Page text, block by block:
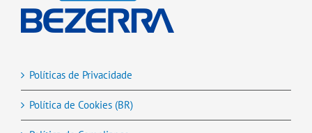
Políticas de Privacidade
Política de Cookies (BR)